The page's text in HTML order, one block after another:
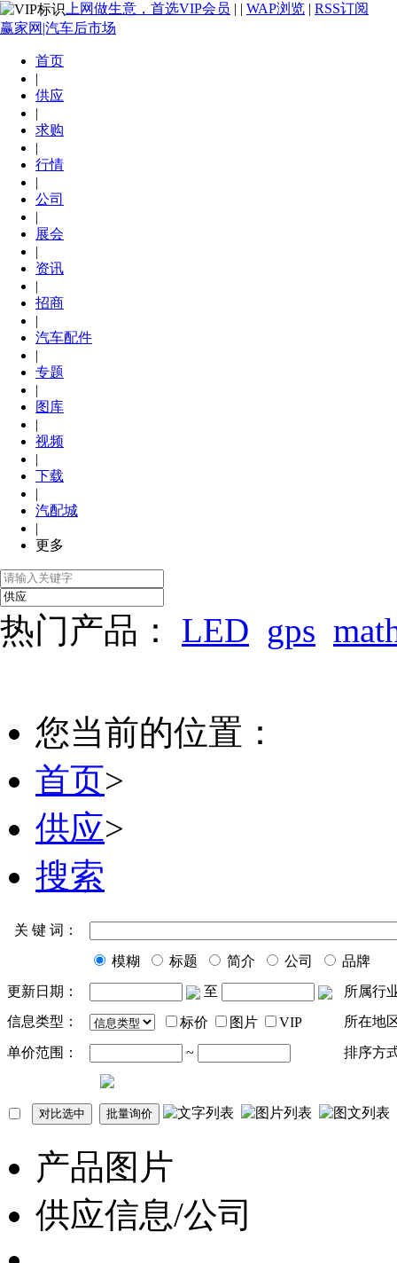
上网做生意，首选VIP会员 | | WAP浏览 | RSS订阅
赢家网|汽车后市场
首页
|
供应
|
求购
|
行情
|
公司
|
展会
|
资讯
|
招商
|
汽车配件
|
专题
|
图库
|
视频
|
下载
|
汽配城
|
更多
热门产品： LED gps
您当前的位置：
首页>
供应>
搜索
关 键 词：
模糊 标题 简介 公司
品牌
更新日期：
至
所属行
信息类型：
标价 图片 VIP 所在地
单价范围： ~ 排序方
产品图片
供应信息/公司